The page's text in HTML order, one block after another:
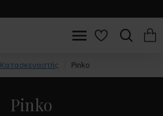
Κατασκευαστής Pinko
Pinko